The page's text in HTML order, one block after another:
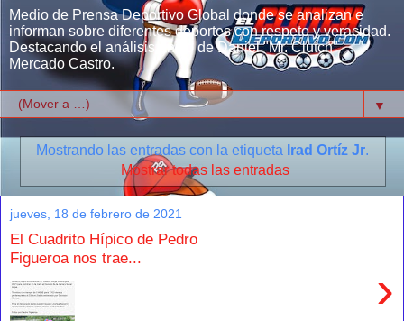
Medio de Prensa Deportivo Global donde se analizan e
informan sobre diferentes deportes con respeto y veracidad.
Destacando el análisis único de Daniel "Mr. Clutch"
Mercado Castro.
▼
Mostrando las entradas con la etiqueta Irad Ortíz Jr.
Mostrar todas las entradas
jueves, 18 de febrero de 2021
El Cuadrito Hípico de Pedro
Figueroa nos trae...
›